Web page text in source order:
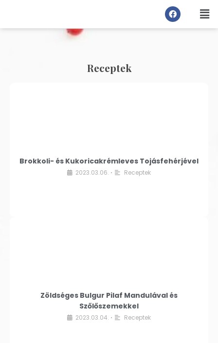
Receptek
Brokkoli- és Kukoricakrémleves Tojásfehérjével
2023.03.06. • Receptek
Zöldséges Bulgur Pilaf Mandulával és
Szőlőszemekkel
2023.03.04. • Receptek